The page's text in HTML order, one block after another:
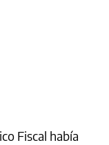
Fiscal había